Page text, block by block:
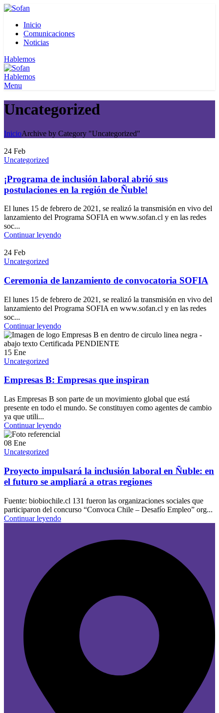
Inicio
Comunicaciones
Noticias
Hablemos
Hablemos
Menu
Uncategorized
InicioArchive by Category "Uncategorized"
24 Feb
Uncategorized
¡Programa de inclusión laboral abrió sus
postulaciones en la región de Ñuble!
El lunes 15 de febrero de 2021, se realizó la transmisión en vivo del
lanzamiento del Programa SOFIA en www.sofan.cl y en las redes
soc...
Continuar leyendo
24 Feb
Uncategorized
Ceremonia de lanzamiento de convocatoria SOFIA
El lunes 15 de febrero de 2021, se realizó la transmisión en vivo del
lanzamiento del Programa SOFIA en www.sofan.cl y en las redes
soc...
Continuar leyendo
15 Ene
Uncategorized
Empresas B: Empresas que inspiran
Las Empresas B son parte de un movimiento global que está
presente en todo el mundo. Se constituyen como agentes de cambio
ya que utili...
Continuar leyendo
08 Ene
Uncategorized
Proyecto impulsará la inclusión laboral en Ñuble: en
el futuro se ampliará a otras regiones
Fuente: biobiochile.cl 131 fueron las organizaciones sociales que
participaron del concurso “Convoca Chile – Desafío Empleo” org...
Continuar leyendo